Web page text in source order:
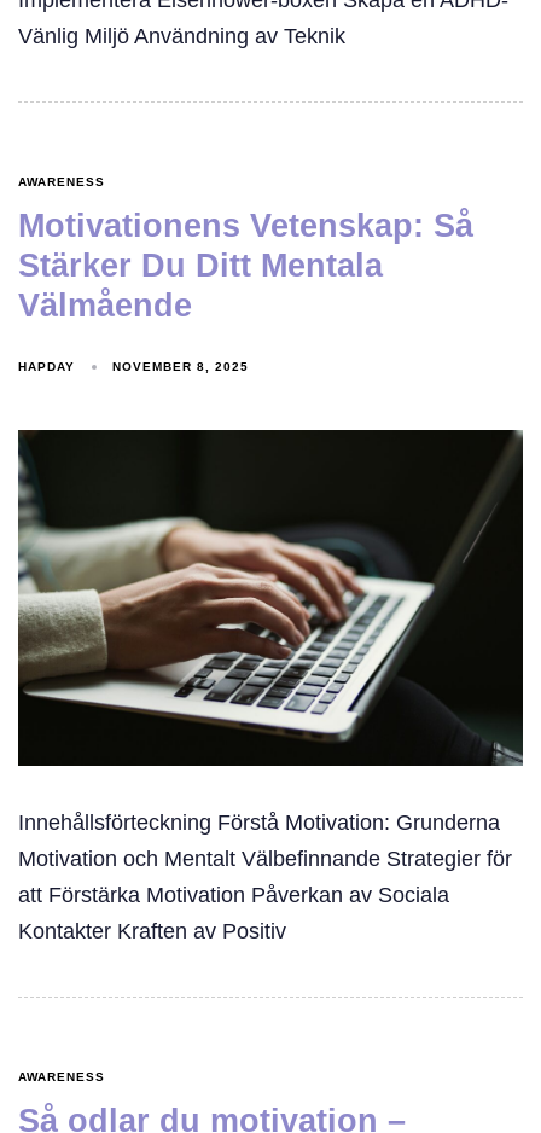
Vänlig Miljö Användning av Teknik
AWARENESS
Motivationens Vetenskap: Så
Stärker Du Ditt Mentala
Välmående
HAPDAY NOVEMBER 8, 2025
Innehållsförteckning Förstå Motivation: Grunderna
Motivation och Mentalt Välbefinnande Strategier för
att Förstärka Motivation Påverkan av Sociala
Kontakter Kraften av Positiv
AWARENESS
Så odlar du motivation –